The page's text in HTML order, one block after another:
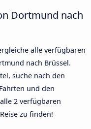
Dortmund nach
alle verfügbaren
nach Brüssel.
suche nach den
und den
2 verfügbaren
zu finden!